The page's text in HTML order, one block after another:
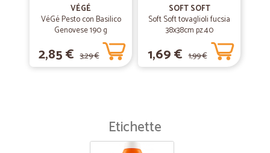
VÉGÉ
VéGé Pesto con Basilico
Genovese 190 g
2,85 € 3,29 €
SOFT SOFT
Soft Soft tovaglioli fucsia
38x38cm pz.40
1,69 € 1,99 €
Etichette